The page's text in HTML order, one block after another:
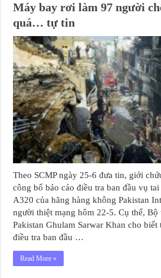
Máy bay rơi làm 97 người
quá… tự tin
Theo SCMP ngày 25-6 đưa tin, giới
công bố báo cáo điều tra ban đầu vụ
A320 của hãng hàng không Pakistan
người thiệt mạng hôm 22-5. Cụ thể,
Pakistan Ghulam Sarwar Khan cho
điều tra ban đầu …
Read More »